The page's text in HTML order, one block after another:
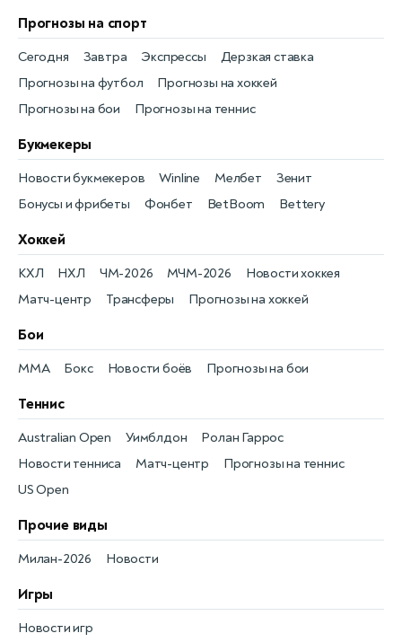
Прогнозы на спорт
Прогнозы на футбол
Сегодня
Прогнозы на хоккей
Завтра
Прогнозы на бои
Экспрессы
Прогнозы на теннис
Дерзкая ставка
Букмекеры
Бонусы и фрибеты
Новости букмекеров
Фонбет
Winline
BetBoom
Мелбет
Bettery
Зенит
Хоккей
Новости хоккея
КХЛ
Матч-центр
НХЛ
Трансферы
ЧМ-2026
Прогнозы на хоккей
МЧМ-2026
Бои
Новости боёв
MMA Прогнозы на бои
Бокс
Теннис
Новости тенниса
Australian Open
Матч-центр
Уимблдон
Прогнозы на теннис
Ролан Гаррос
US Open
Прочие виды
Новости
Милан-2026
Игры
Новости игр